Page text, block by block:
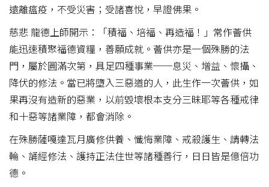
遠離瘟疫，不受災害；受諸喜悅，早證佛果。
慈悲 龍德上師開示：「積福、培福、再造福！」常作薈供
能迅速積聚福德資糧，善願成就。薈供亦是一個殊勝的法
門，屬於圓滿次第，具足四種事業──息災、增益、懷攝、
降伏的修法。當已將墮入三惡道的人，此生作一次薈供，如
果再沒有造新的惡業，以前毀壞根本支分三昧耶等各種戒律
和十惡等諸業障，都會消除。
在殊勝薩嘎達瓦月廣修供養、懺悔業障、戒殺護生、請轉法
輪、誦經修法、護持正法住世等諸種善行，日日皆是億倍功
德。